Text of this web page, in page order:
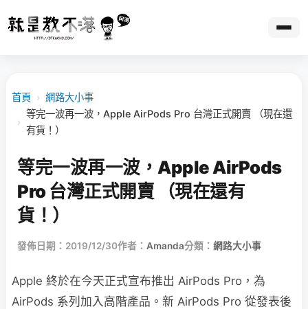
首頁 › 網路大小事
›
等完一波再一波，Apple AirPods Pro 台灣正式開賣 （現在還
有貨！）
等完一波再一波，Apple AirPods
Pro 台灣正式開賣 （現在還有
貨！）
發佈日期：2019/12/30作者： Amanda分類： 網路大小事
Apple 終於在今天正式宣布推出 AirPods Pro，為
AirPods 系列加入高階產品。新 AirPods Pro 從發表後